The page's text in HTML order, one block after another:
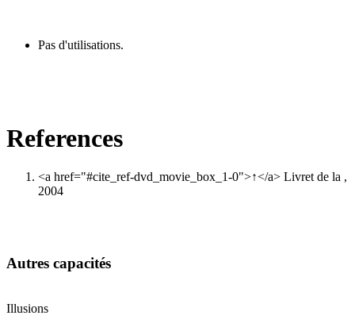
Pas d'utilisations.
References
<a href="#cite_ref-dvd_movie_box_1-0">↑</a> Livret de la ,
2004
Autres capacités
Illusions